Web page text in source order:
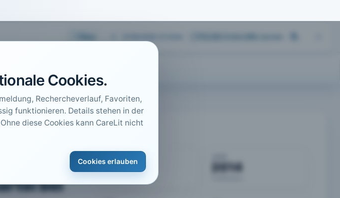
Cookies.
Rechercheverlauf, Favoriten,
funktionieren. Details stehen in der
Ohne diese Cookies kann CareLit nicht
Cookies erlauben
bei
150145 2014